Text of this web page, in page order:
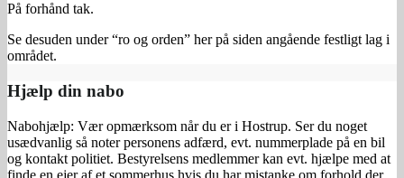
På forhånd tak.
Se desuden under “ro og orden” her på siden angående festligt lag i
området.
Hjælp din nabo
Nabohjælp: Vær opmærksom når du er i Hostrup. Ser du noget
usædvanlig så noter personens adfærd, evt. nummerplade på en bil
og kontakt politiet. Bestyrelsens medlemmer kan evt. hjælpe med at
finde en ejer af et sommerhus hvis du har mistanke om forhold der